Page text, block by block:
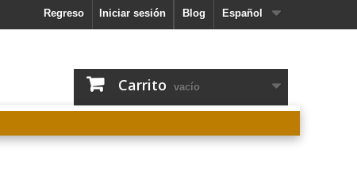
Español
Blog
Iniciar sesión
Regreso
Carrito vacío